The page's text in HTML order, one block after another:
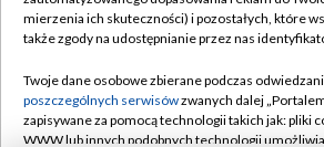
Naziemna Telewizja Cyfrowa
Rada Programowa
System NOS
Pomoc
Kontakt
mierzenia ich skuteczności) i pozostałych, które
także zgody na udostępnianie przez nas
Twoje dane osobowe zbierane podczas
poszczególnych serwisówzwanych dalej
zapisywane za pomocą technologii takich jak: pliki
WWW lub innych podobnych technologii